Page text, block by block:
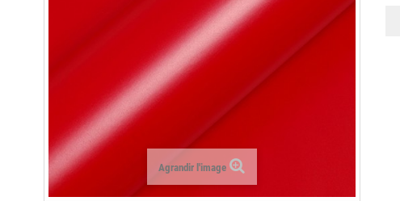
Agrandir l'image